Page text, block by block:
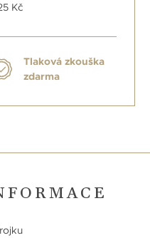
Kč
Tlaková zkouška
zdarma